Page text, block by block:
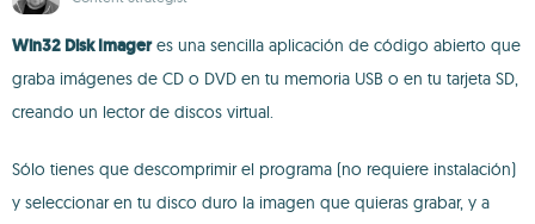
Win32 Disk Imageres una sencilla aplicación de código abierto que
graba imágenes de CD o DVD en tu memoria USB o en tu tarjeta SD,
creando un lector de discos virtual.
Sólo tienes que descomprimir el programa (no requiere instalación)
y seleccionar en tu disco duro la imagen que quieras grabar, y a